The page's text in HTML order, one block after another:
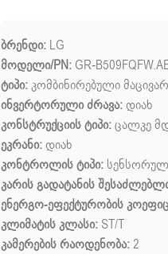
ბრენდი: LG
მოდელი/PN: GR-
ტიპი:კომბინირებული
ინვერტორული ძრავა: დიახ
კონსტრუქციის ტიპი:ცალკე
ეკრანი: დიახ
კონტროლის ტიპი:
კარის გადატანის
ენერგო-ეფექტურობის
კლიმატის კლასი: ST/T
კამერების რაოდენობა:2